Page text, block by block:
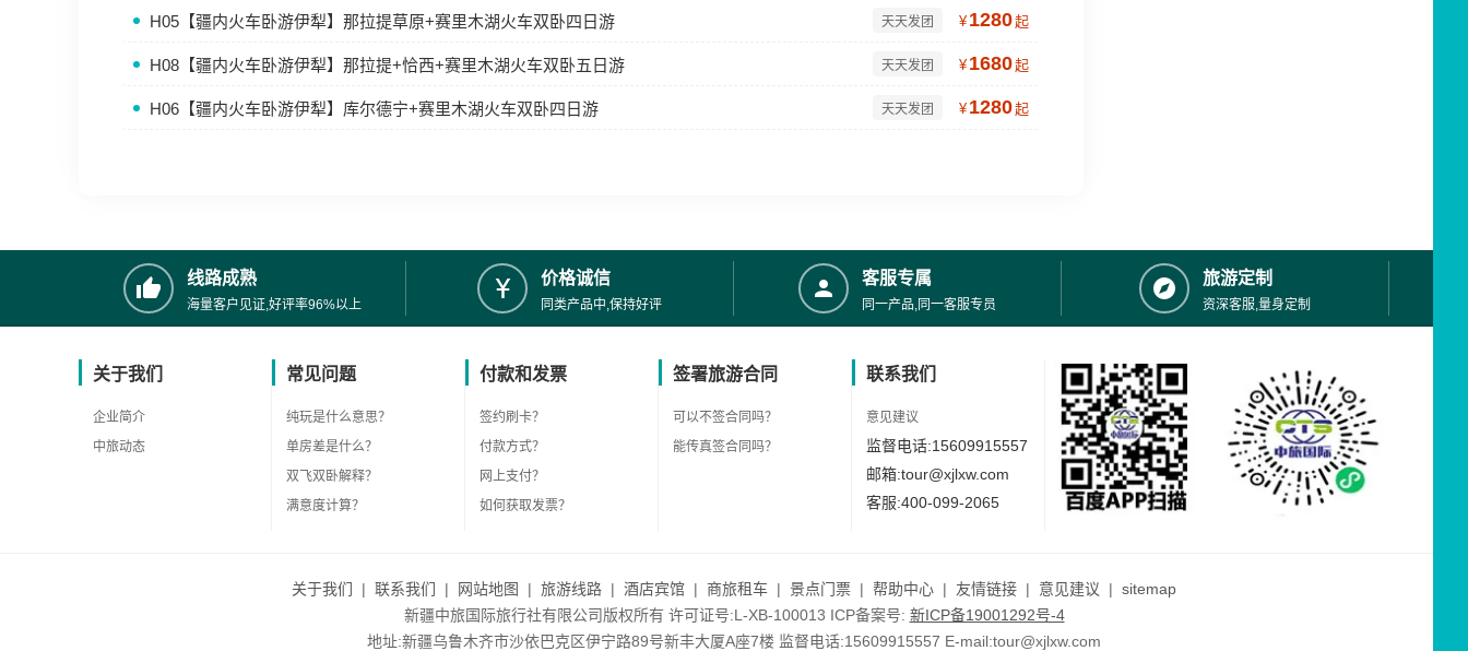
H05【疆内火车卧游伊犁】那拉提草原+赛里木湖火车双卧四日游 天天发团 ¥ 1280起
H08【疆内火车卧游伊犁】那拉提+恰西+赛里木湖火车双卧五日游 天天发团 ¥ 1680起
H06【疆内火车卧游伊犁】库尔德宁+赛里木湖火车双卧四日游 天天发团 ¥ 1280起
线路成熟
海量客户见证,好评率96%以上
价格诚信
同类产品中,保持好评
客服专属
同一产品,同一客服专员
旅游定制
资深客服,量身定制
关于我们
企业简介
中旅动态
常见问题
纯玩是什么意思？
单房差是什么？
双飞双卧解释？
满意度计算？
付款和发票
签约刷卡？
付款方式？
网上支付？
如何获取发票？
签署旅游合同
可以不签合同吗？
能传真签合同吗？
联系我们
意见建议
监督电话:15609915557
邮箱:tour@xjlxw.com
客服:400-099-2065
关于我们 | 联系我们 | 网站地图 | 旅游线路 | 酒店宾馆 | 商旅租车 | 景点门票 | 帮助中心 | 友情链接 | 意见建议 | sitemap
新疆中旅国际旅行社有限公司版权所有 许可证号:L-XB-100013 ICP备案号: 新ICP备19001292号-4
地址:新疆乌鲁木齐市沙依巴克区伊宁路89号新丰大厦A座7楼 监督电话:15609915557 E-mail:tour@xjlxw.com